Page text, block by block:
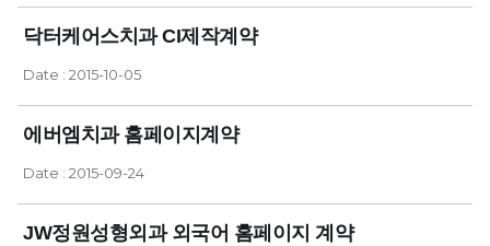
닥터케어스치과 CI제작계약
Date : 2015-10-05
에버엠치과 홈페이지계약
Date : 2015-09-24
JW정원성형외과 외국어 홈페이지 계약